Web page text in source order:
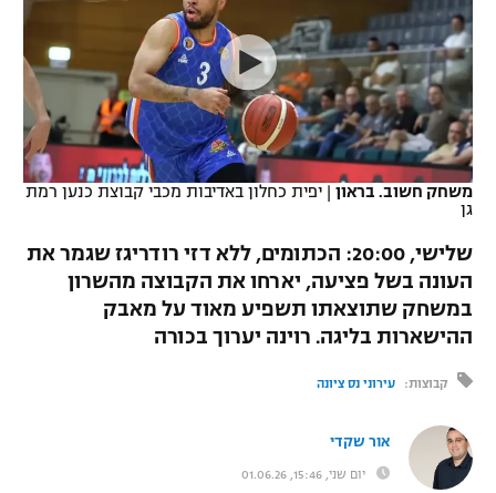
VOD
רץ ברשת
לוח שידורים
ברחבה
"מעל הליגה" – פודקאסט
נבחרת ישראל
מכבי חיפה
בית"ר ירושלים
מכבי תל אביב
הפועל תל אביב
הפועל חיפה
הפועל באר שבע
בני יהודה
ליגה ספרדית
ליגה איטלקית
ליגה צרפתית
ליגה הולנדית
ליגה טורקית
ליגה סינית
ליגה ברזילאית
ליגות נוספות
כדורסל נשים
מכבי תל אביב
הפועל חולון
הפועל ירושלים
יורוליג
יורוקאפ
טניס
כדוריד
כדורעף
ג'ודו
אגרוף
ספורט אולימפי
UFC
היאבקות WWE
משחק חשוב. בראון | יפית כחלון באדיבות מכבי קבוצת כנען רמת
גן
שלישי, 20:00: הכתומים, ללא דזי רודריגז שגמר את
העונה בשל פציעה, יארחו את הקבוצה מהשרון
במשחק שתוצאתו תשפיע מאוד על מאבק
ההישארות בליגה. רוינה יערוך בכורה
קבוצות: עירוני נס ציונה
אור שקדי
יום שני, 15:46, 01.06.26